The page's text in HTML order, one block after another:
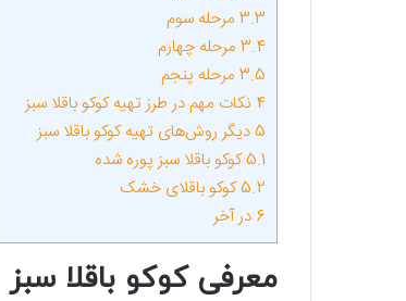
3.3 مرحله سوم
3.4 مرحله چهارم
3.5 مرحله پنجم
4 نکات مهم در طرز تهیه کوکو باقلا سبز
5دیگر روش‌های تهیه کوکو باقلا سبز
5.1کوکو باقلا سبز پوره شده
5.2کوکو باقلای خشک
6 در آخر
معرفی کوکو باقلا سبز